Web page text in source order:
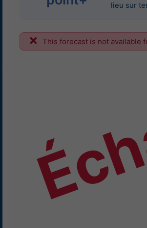
lieu sur
This forecast is not available